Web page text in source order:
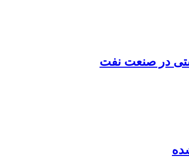
در صنعت نفت